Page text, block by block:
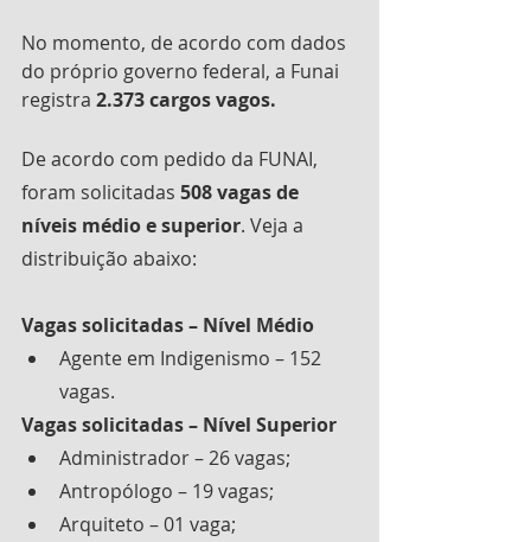
No momento, de acordo com dados
do próprio governo federal, a Funai
registra 2.373 cargos vagos.
De acordo com pedido da FUNAI,
foram solicitadas 508 vagas de
níveis médio e superior. Veja a
distribuição abaixo:
Vagas solicitadas – Nível Médio
Agente em Indigenismo – 152
vagas.
Vagas solicitadas – Nível Superior
Administrador – 26 vagas;
Antropólogo – 19 vagas;
Arquiteto – 01 vaga;